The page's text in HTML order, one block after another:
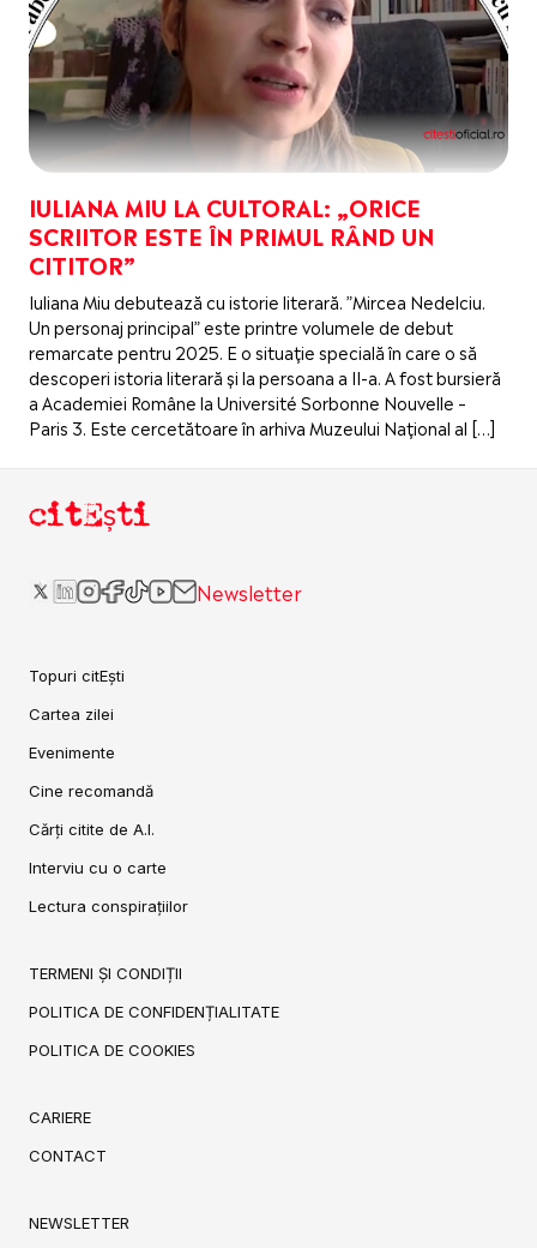
IULIANA MIU LA CULTORAL: „ORICE
SCRIITOR ESTE ÎN PRIMUL RÂND UN
CITITOR”
Iuliana Miu debutează cu istorie literară. ”Mircea Nedelciu.
Un personaj principal” este printre volumele de debut
remarcate pentru 2025. E o situație specială în care o să
descoperi istoria literară și la persoana a II-a. A fost bursieră
a Academiei Române la Université Sorbonne Nouvelle –
Paris 3. Este cercetătoare în arhiva Muzeului Național al […]
citEști
Newsletter
Topuri citEști
Cartea zilei
Evenimente
Cine recomandă
Cărți citite de A.I.
Interviu cu o carte
Lectura conspirațiilor
TERMENI ȘI CONDIȚII
POLITICA DE CONFIDENȚIALITATE
POLITICA DE COOKIES
CARIERE
CONTACT
NEWSLETTER